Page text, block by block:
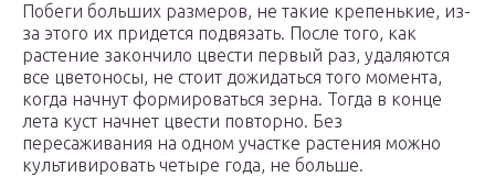
Побеги больших размеров, не такие крепенькие, из-
за этого их придется подвязать. После того, как
растение закончило цвести первый раз, удаляются
все цветоносы, не стоит дожидаться того момента,
когда начнут формироваться зерна. Тогда в конце
лета куст начнет цвести повторно. Без
пересаживания на одном участке растения можно
культивировать четыре года, не больше.